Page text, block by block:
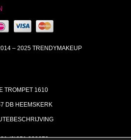
– 2025 TRENDYMAKEUP
TROMPET 1610
DB HEEMSKERK